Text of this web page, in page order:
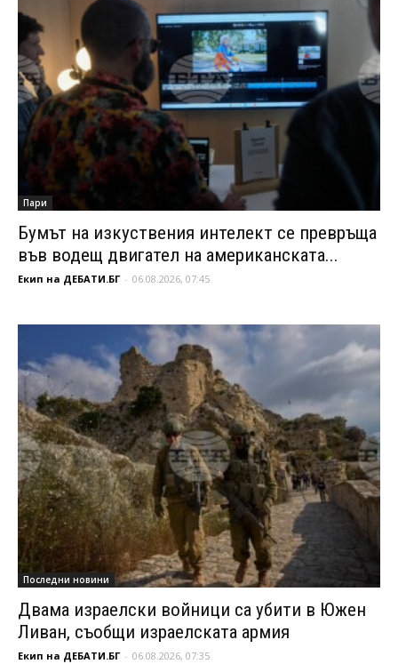
Пари
Бумът на изкуствения интелект се превръща
във водещ двигател на американската...
Екип на ДЕБАТИ.БГ - 06.08.2026, 07:45
Последни новини
Двама израелски войници са убити в Южен
Ливан, съобщи израелската армия
Екип на ДЕБАТИ.БГ - 06.08.2026, 07:35